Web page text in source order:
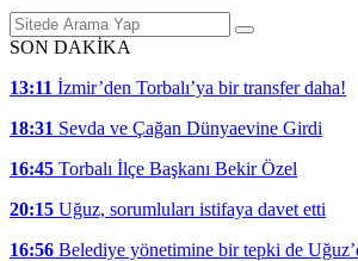
SON DAKİKA
13:11 İzmir’den Torbalı’ya bir transfer daha!
18:31 Sevda ve Çağan Dünyaevine Girdi
16:45 Torbalı İlçe Başkanı Bekir Özel
20:15 Uğuz, sorumluları istifaya davet etti
16:56 Belediye yönetimine bir tepki de